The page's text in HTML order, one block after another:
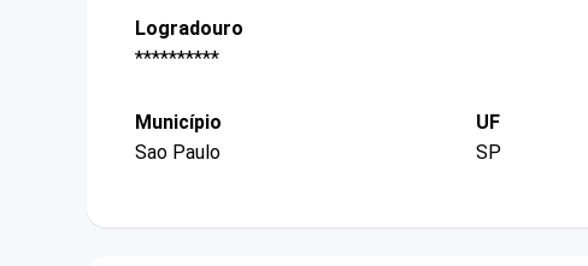
Logradouro
**********
Município
Sao Paulo
UF
SP